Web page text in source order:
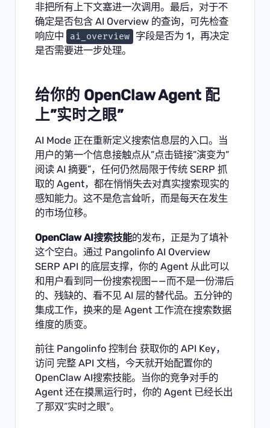
非把所有上下文塞进一次调用。最后，对于不
确定是否包含 AI Overview 的查询，可先检查
响应中
ai_overview 字段是否为 1，再决定
是否需要进一步处理。
给你的 OpenClaw Agent 配
上”实时之眼”
AI Mode 正在重新定义搜索信息层的入口。当
用户的第一个信息接触点从”点击链接”演变为”
阅读 AI 摘要”，任何仍然局限于传统 SERP 抓
取的 Agent，都在悄悄失去对真实搜索现实的
感知能力。这不是危言耸听，而是每天在发生
的市场位移。
OpenClaw AI搜索技能的发布，正是为了填补
这个空白。通过 Pangolinfo AI Overview
SERP API 的底层支撑，你的 Agent 从此可以
和用户看到同一份搜索视图——而不是一份滞后
的、残缺的、看不见 AI 层的替代品。五分钟的
集成工作，换来的是 Agent 工作流在搜索数据
维度的质变。
前往 Pangolinfo 控制台 获取你的 API Key，
访问 完整 API 文档 ，今天就开始配置你的
OpenClaw AI搜索技能。当你的竞争对手的
Agent 还在摸黑运行时，你的 Agent 已经长出
了那双”实时之眼”。